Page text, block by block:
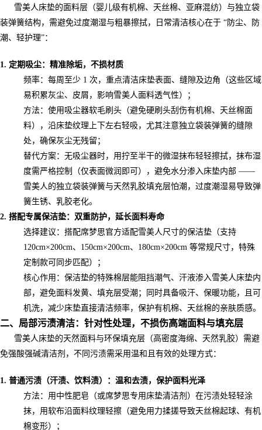
雪美人床垫的面料层（婴儿级有机棉、天丝棉、亚麻混纺）与独立袋
装弹簧结构，需避免过度潮湿与粗暴擦拭，日常清洁核心在于 “防尘、防
潮、轻护理”：
1. 定期吸尘：精准除垢，不损材质
频率：每周至少 1 次，重点清洁床垫表面、缝隙及边角（这些区域
易积累灰尘、皮屑，影响雪美人面料透气性）；
方法：使用吸尘器软毛刷头（避免硬刷头刮伤有机棉、天丝棉面
料），沿床垫纹理上下左右轻吸，尤其注意独立袋装弹簧的缝隙
处，确保灰尘无残留；
替代方案：无吸尘器时，用拧至半干的微湿抹布轻轻擦拭，抹布湿
度需严格控制（仅表面微润即可），避免水分渗入床垫内部 ——
雪美人的独立袋装弹簧与天然乳胶填充层怕潮，过度潮湿易导致弹
簧生锈、乳胶老化。
2. 搭配专属保洁垫：双重防护，延长面料寿命
选择建议：搭配席梦思官方适配雪美人尺寸的保洁垫（支持
120cm×200cm、150cm×200cm、180cm×200cm 等常规尺寸，特殊
定制款可同步匹配）；
核心作用：保洁垫的特殊棉层能阻挡潮气、汗液渗入雪美人床垫内
部，避免面料发黄、填充层受潮；同时具备吸汗、保暖功能，且可
机洗，减少床垫直接清洁频率，保护有机棉、天丝棉的亲肤质感。
二、局部污渍清洁：针对性处理，不损伤高端面料与填充层
雪美人床垫的天然面料与环保填充层（高密度海绵、天然乳胶）需避
免强酸强碱清洁剂，不同污渍需采用温和且有效的处理方式：
1. 普通污渍（汗渍、饮料渍）：温和去渍，保护面料光泽
方法：用中性肥皂（或席梦思专用床垫清洁剂）在污渍处轻轻涂
抹，用软布沿面料纹理轻擦（避免用力揉搓导致天丝棉起球、有机
棉变形）；